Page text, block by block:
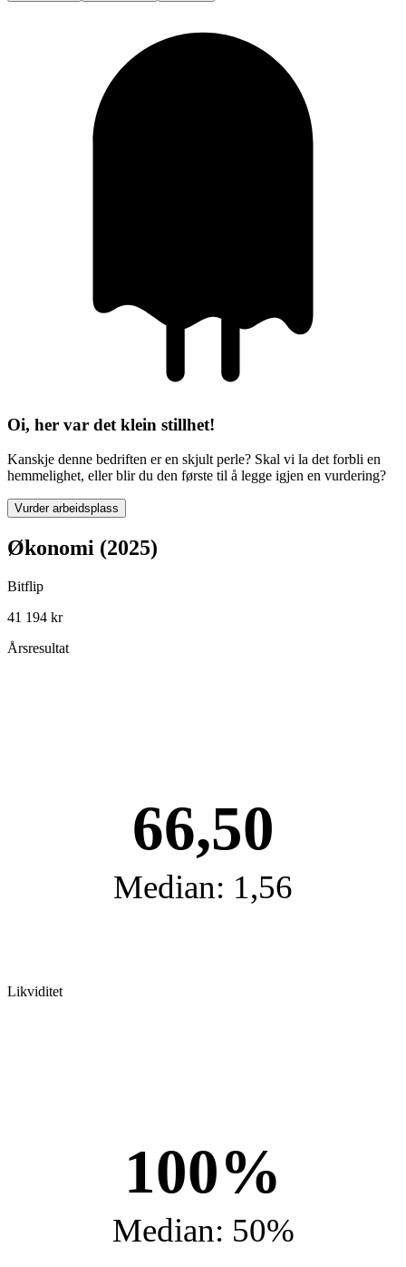
Oi, her var det klein stillhet!
Kanskje denne bedriften er en skjult perle? Skal vi la det forbli en
hemmelighet, eller blir du den første til å legge igjen en vurdering?
Vurder arbeidsplass
Økonomi (2025)
Bitflip
41 194 kr
Årsresultat
66,50
Median: 1,56
Likviditet
100%
Median: 50%